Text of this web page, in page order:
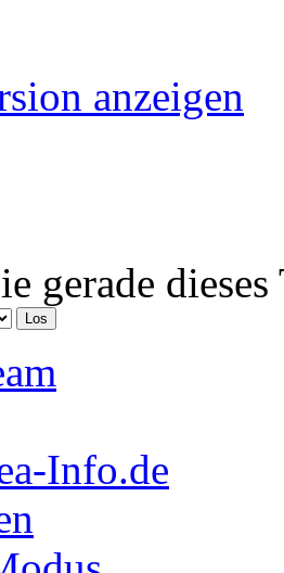
anzeigen
gerade
Info.de